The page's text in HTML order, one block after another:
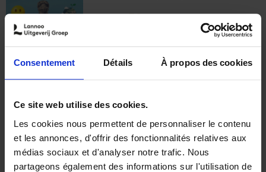
Consentement Détails À propos des cookies
Ce site web utilise des cookies.
Les cookies nous permettent de personnaliser le contenu
et les annonces, d'offrir des fonctionnalités relatives aux
médias sociaux et d'analyser notre trafic. Nous
partageons également des informations sur l'utilisation de
€37,50
Building Bonds = Building
Business
Jochen Roef Jozefien De Feyter
Carolien Boom
Couverture souple
2025 200